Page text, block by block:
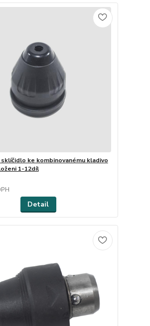
sklíčidlo ke kombinovanému kladivo
1-12díl
Detail